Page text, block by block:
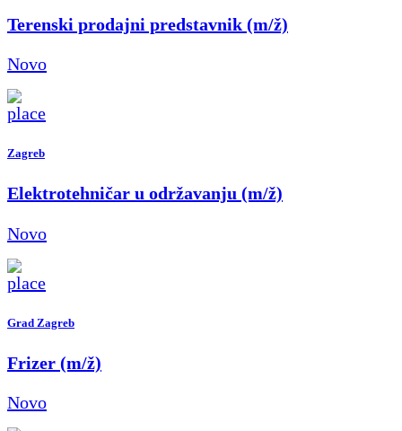
Terenski prodajni predstavnik (m/ž)
Novo
Zagreb
Elektrotehničar u održavanju (m/ž)
Novo
Grad Zagreb
Frizer (m/ž)
Novo